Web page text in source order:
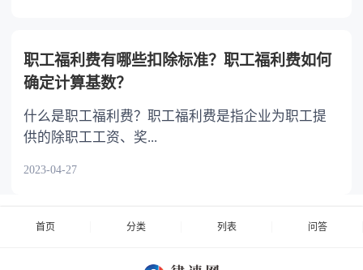
职工福利费有哪些扣除标准？职工福利费如何
确定计算基数？
什么是职工福利费？职工福利费是指企业为职工提
供的除职工工资、奖...
2023-04-27
首页 分类 列表 问答